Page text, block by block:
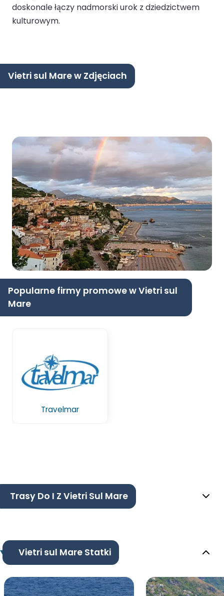
doskonale łączy nadmorski urok z dziedzictwem
kulturowym.
Vietri sul Mare w Zdjęciach
Popularne firmy promowe w Vietri sul
Mare
Travelmar
Trasy Do I Z Vietri Sul Mare
Vietri sul Mare Statki